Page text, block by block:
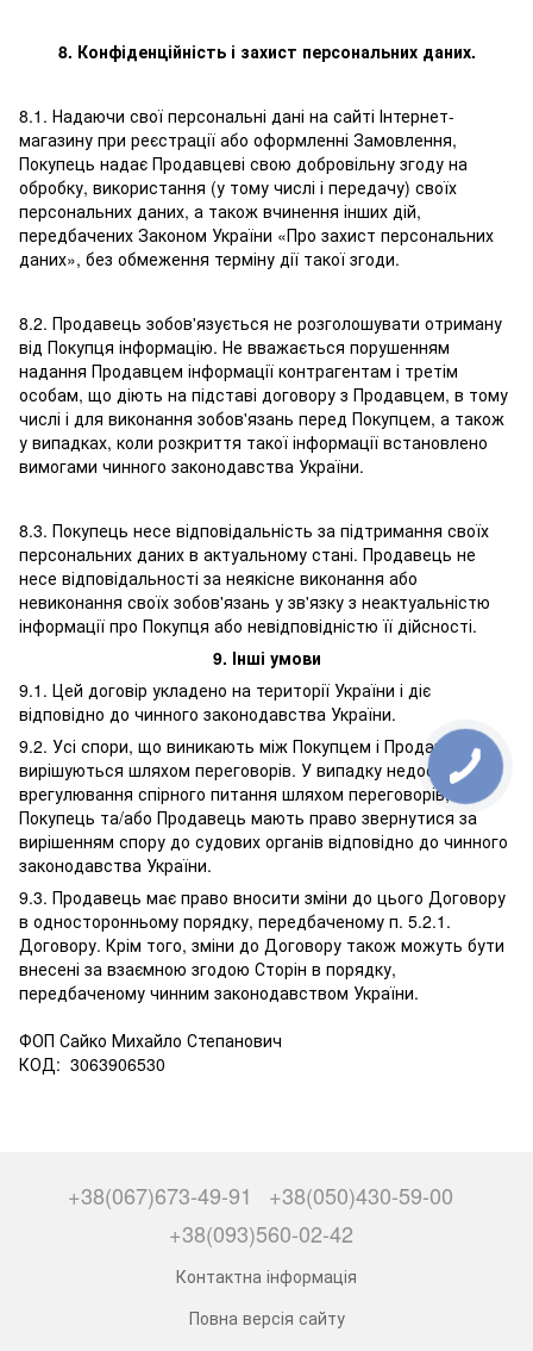
8. Конфіденційність і захист персональних даних.
8.1. Надаючи свої персональні дані на сайті Інтернет-
магазину при реєстрації або оформленні Замовлення,
Покупець надає Продавцеві свою добровільну згоду на
обробку, використання (у тому числі і передачу) своїх
персональних даних, а також вчинення інших дій,
передбачених Законом України «Про захист персональних
даних», без обмеження терміну дії такої згоди.
8.2. Продавець зобов'язується не розголошувати отриману
від Покупця інформацію. Не вважається порушенням
надання Продавцем інформації контрагентам і третім
особам, що діють на підставі договору з Продавцем, в тому
числі і для виконання зобов'язань перед Покупцем, а також
у випадках, коли розкриття такої інформації встановлено
вимогами чинного законодавства України.
8.3. Покупець несе відповідальність за підтримання своїх
персональних даних в актуальному стані. Продавець не
несе відповідальності за неякісне виконання або
невиконання своїх зобов'язань у зв'язку з неактуальністю
інформації про Покупця або невідповідністю її дійсності.
9. Інші умови
9.1. Цей договір укладено на території України і діє
відповідно до чинного законодавства України.
9.2. Усі спори, що виникають між Покупцем і Продавцем,
вирішуються шляхом переговорів. У випадку недосягнення
врегулювання спірного питання шляхом переговорів,
Покупець та/або Продавець мають право звернутися за
вирішенням спору до судових органів відповідно до чинного
законодавства України.
9.3. Продавець має право вносити зміни до цього Договору
в односторонньому порядку, передбаченому п. 5.2.1.
Договору. Крім того, зміни до Договору також можуть бути
внесені за взаємною згодою Сторін в порядку,
передбаченому чинним законодавством України.
ФОП Сайко Михайло Степанович
КОД: 3063906530
+38(067)673-49-91
+38(050)430-59-00
+38(093)560-02-42
Контактна інформація
Повна версія сайту